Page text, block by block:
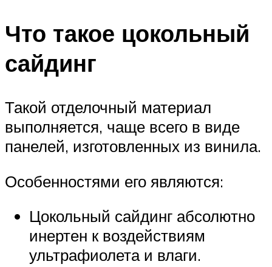
Что такое цокольный
сайдинг
Такой отделочный материал
выполняется, чаще всего в виде
панелей, изготовленных из винила.
Особенностями его являются:
Цокольный сайдинг абсолютно
инертен к воздействиям
ультрафиолета и влаги.